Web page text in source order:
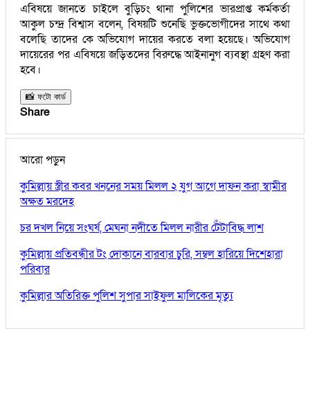
এবিষয়ে জানতে চাইলে বুড়িচং থানা পুলিশের ভারপ্রাপ্ত কর্মকর্তা
আকুল চন্দ্র বিশ্বাস বলেন, বিষয়টি শুনেছি ভুক্তভোগীদের সাথে কথা
বলেছি তাদের কে অভিযোগ দায়ের করতে বলা হয়েছে। অভিযোগ
দায়েরের পর এবিষয়ে জড়িতদের বিরুদ্ধে আইনানুগ ব্যবস্থা গ্রহণ করা
হবে।
📸 ফটো কার্ড
Share
আরো পড়ুন
কুমিল্লায় স্ত্রীর কবর খননের সময় মিলল ২ যুগ আগে দাফন করা স্বামীর
অক্ষত মরদেহ
চর দখল নিয়ে সংঘর্ষ, মেঘনা নদীতে মিলল নারীর টেঁটাবিদ্ধ লাশ
কুমিল্লায় প্রতিবন্ধীর টং দোকানে বারবার চুরি, সম্বল হারিয়ে দিশেহারা
পরিবার
কুমিল্লার অতিরিক্ত পুলিশ সুপার সাইফুল মালিকের মৃত্যু